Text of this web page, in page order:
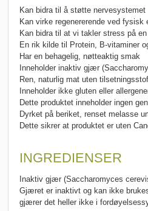
Kan bidra til å støtte nervesystemet
Kan virke regenererende ved
Kan bidra til at vi takler stress på
En rik kilde til Protein, B-vitaminer
Har en behagelig, nøtteaktig smak
Inneholder inaktiv gjær
Ren, naturlig mat uten
Inneholder ikke gluten eller
Dette produktet inneholder ingen
Dyrket på beriket, renset melasse
Dette sikrer at produktet er uten
INGREDIENSER
Inaktiv gjær (Saccharomyces
Gjæret er inaktivt og kan ikke
gjærer det heller ikke i